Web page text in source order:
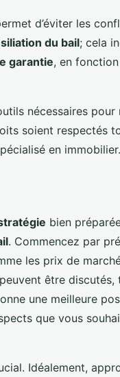
d’éviter les
du bail; cela
garantie, en
nécessaires pour
soient respectés
en immobilier.
bien
. Commencez par
les prix de
être discutés,
une meilleure
que vous
Idéalement,